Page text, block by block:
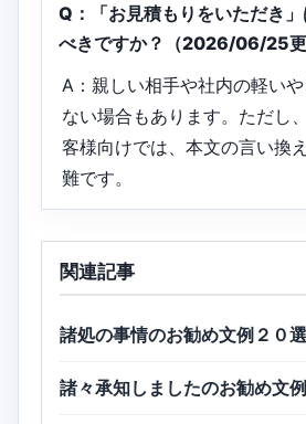
Q：「お見積もりをいただき
べきですか？（2026/06/25更
A：親しい相手や社内の軽い
ない場合もあります。ただし
客様向けでは、本文の言い換
難です。
関連記事
諸処の事情のお勧め文例２０
諸々承知しましたのお勧め文